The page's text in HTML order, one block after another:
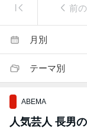
前
月別
テーマ別
ABEMA
人気芸人 長男